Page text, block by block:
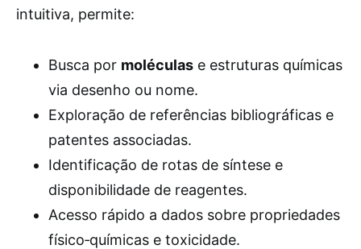
intuitiva, permite:
Busca por moléculas e estruturas químicas
via desenho ou nome.
Exploração de referências bibliográficas e
patentes associadas.
Identificação de rotas de síntese e
disponibilidade de reagentes.
Acesso rápido a dados sobre propriedades
físico‑químicas e toxicidade.